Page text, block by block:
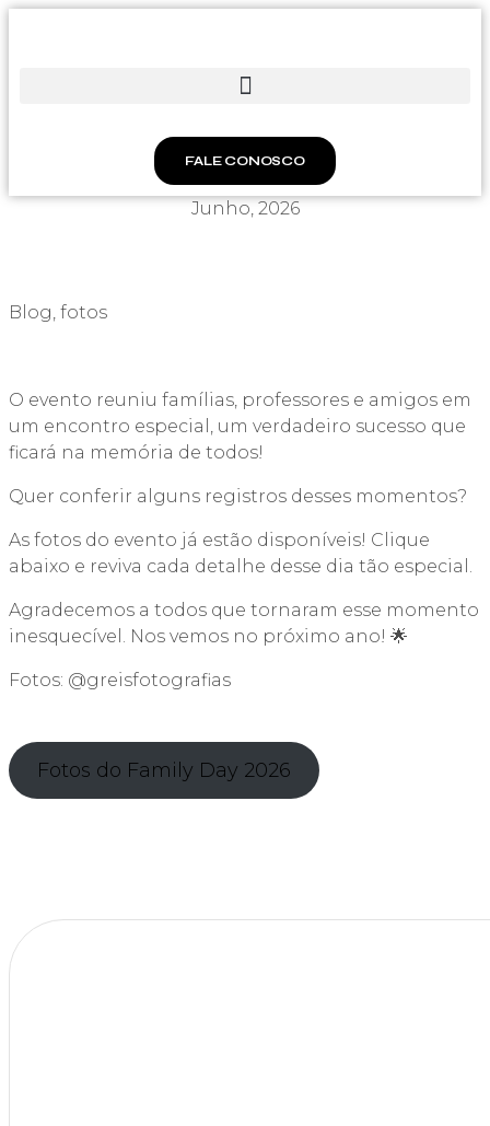
FALE CONOSCO
Junho, 2026
Blog, fotos
O evento reuniu famílias, professores e amigos em
um encontro especial, um verdadeiro sucesso que
ficará na memória de todos!
Quer conferir alguns registros desses momentos?
As fotos do evento já estão disponíveis! Clique
abaixo e reviva cada detalhe desse dia tão especial.
Agradecemos a todos que tornaram esse momento
inesquecível. Nos vemos no próximo ano! 🌟
Fotos: @greisfotografias
Fotos do Family Day 2026